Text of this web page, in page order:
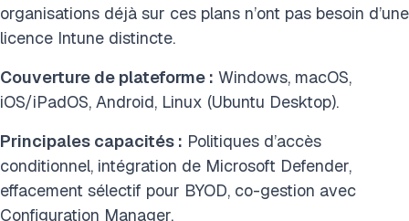
organisations déjà sur ces plans n’ont pas besoin d’une
licence Intune distincte.
Couverture de plateforme : Windows, macOS,
iOS/iPadOS, Android, Linux (Ubuntu Desktop).
Principales capacités : Politiques d’accès
conditionnel, intégration de Microsoft Defender,
effacement sélectif pour BYOD, co-gestion avec
Configuration Manager.